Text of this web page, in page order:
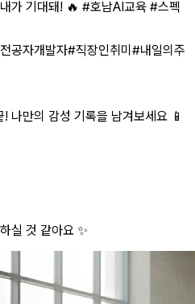
가 기대돼! 🔥 #호남AI교육 #스펙
공자개발자#직장인취미 #내일의주
나만의 감성 기록을 남겨보세요 📱
실 것 같아요 ✨